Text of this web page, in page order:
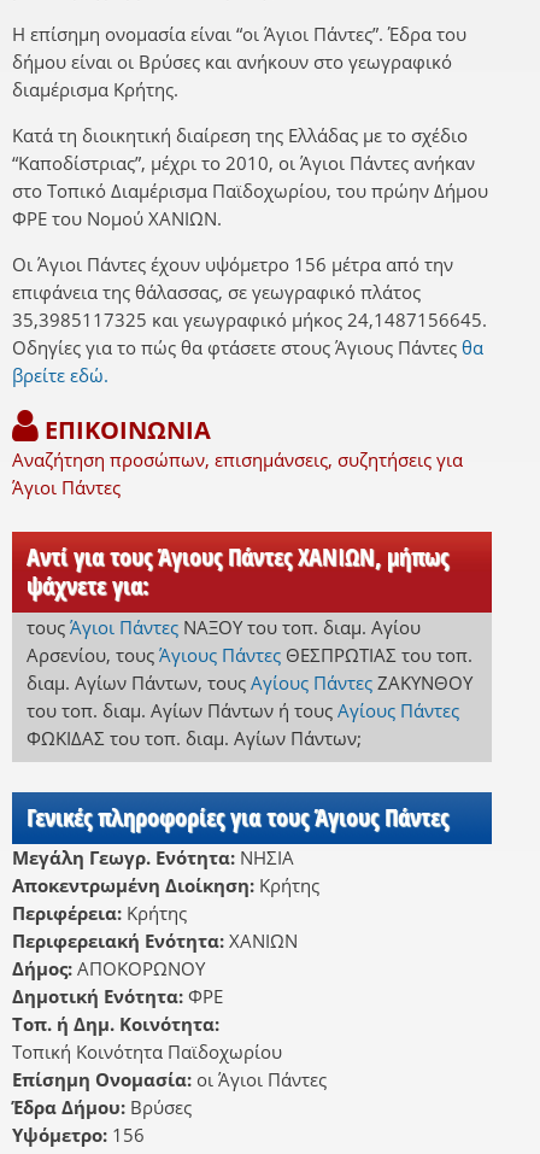
Η επίσημη ονομασία είναι “οι Άγιοι Πάντες”. Έδρα του
δήμου είναι οι Βρύσες και ανήκουν στο γεωγραφικό
διαμέρισμα Κρήτης.
Κατά τη διοικητική διαίρεση της Ελλάδας με το σχέδιο
“Καποδίστριας”, μέχρι το 2010, οι Άγιοι Πάντες ανήκαν
στο Τοπικό Διαμέρισμα Παϊδοχωρίου, του πρώην Δήμου
ΦΡΕ του Νομού ΧΑΝΙΩΝ.
Οι Άγιοι Πάντες έχουν υψόμετρο 156 μέτρα από την
επιφάνεια της θάλασσας, σε γεωγραφικό πλάτος
35,3985117325 και γεωγραφικό μήκος 24,1487156645.
Οδηγίες για το πώς θα φτάσετε στους Άγιους Πάντες θα
βρείτε εδώ.
ΕΠΙΚΟΙΝΩΝΙΑ
Αναζήτηση προσώπων, επισημάνσεις, συζητήσεις για
Άγιοι Πάντες
Αντί για τους Άγιους Πάντες ΧΑΝΙΩΝ, μήπως
ψάχνετε για:
τους Άγιοι Πάντες ΝΑΞΟΥ του τοπ. διαμ. Αγίου
Αρσενίου, τους Άγιους Πάντες ΘΕΣΠΡΩΤΙΑΣ του τοπ.
διαμ. Αγίων Πάντων, τους Αγίους Πάντες ΖΑΚΥΝΘΟΥ
του τοπ. διαμ. Αγίων Πάντωνή τους Αγίους Πάντες
ΦΩΚΙΔΑΣ του τοπ. διαμ. Αγίων Πάντων;
Γενικές πληροφορίες για τους Άγιους Πάντες
Μεγάλη Γεωγρ. Ενότητα: ΝΗΣΙΑ
Αποκεντρωμένη Διοίκηση: Κρήτης
Περιφέρεια: Κρήτης
Περιφερειακή Ενότητα: ΧΑΝΙΩΝ
Δήμος: ΑΠΟΚΟΡΩΝΟΥ
Δημοτική Ενότητα: ΦΡΕ
Τοπ. ή Δημ. Κοινότητα:
Τοπική Κοινότητα Παϊδοχωρίου
Επίσημη Ονομασία: οι Άγιοι Πάντες
Έδρα Δήμου: Βρύσες
Υψόμετρο: 156